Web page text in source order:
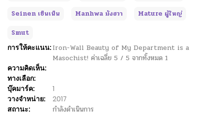
Seinen เซ็นเน็น
Manhwa มังฮวา
Mature ผู้ใหญ่
Smut
การให้คะแนน: Iron-Wall Beauty of My Department is a
Masochist! ค่าเฉลี่ย 5 / 5 จากทั้งหมด 1
ความคิดเห็น:
ทางเลือก:
บุ๊คมาร์ค:
1
วางจำหน่าย:
2017
สถานะ:
กำลังดำเนินการ